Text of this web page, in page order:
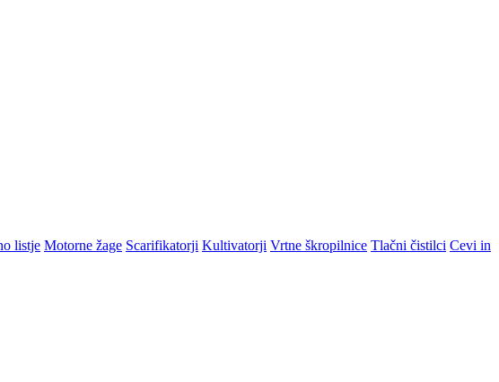
listje Motorne žage Scarifikatorji Kultivatorji Vrtne škropilnice Tlačni čistilci Cevi in